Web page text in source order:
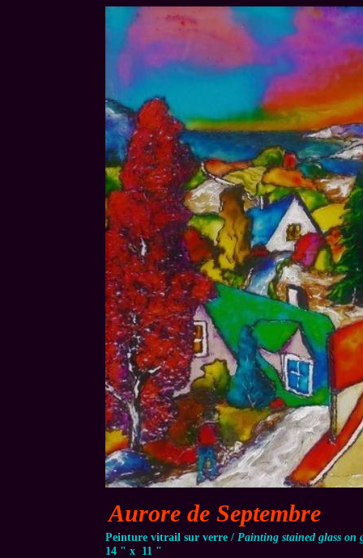
Aurore de Septembre
Peinture vitrail sur verre / Painting stained glass on
14 " x 11 "